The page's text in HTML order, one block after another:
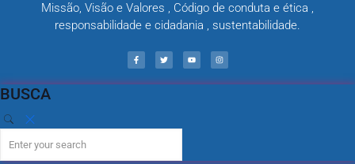
Missão, Visão e Valores , Código de conduta e ética ,
responsabilidade e cidadania , sustentabilidade.
BUSCA